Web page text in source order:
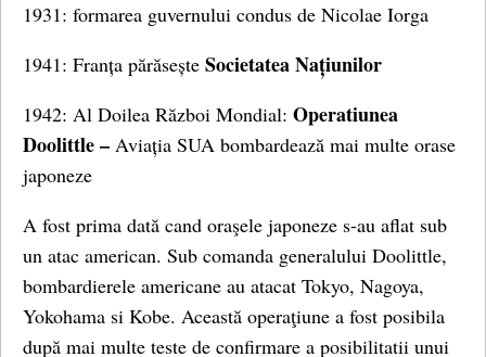
1931: formarea guvernului condus de Nicolae Iorga
1941: Franța părăsește Societatea Națiunilor
1942: Al Doilea Război Mondial: Operatiunea
Doolittle – Aviația SUA bombardează mai multe orase
japoneze
A fost prima dată cand oraşele japoneze s-au aflat sub
un atac american. Sub comanda generalului Doolittle,
bombardierele americane au atacat Tokyo, Nagoya,
Yokohama si Kobe. Această operaţiune a fost posibila
după mai multe teste de confirmare a posibilitatii unui